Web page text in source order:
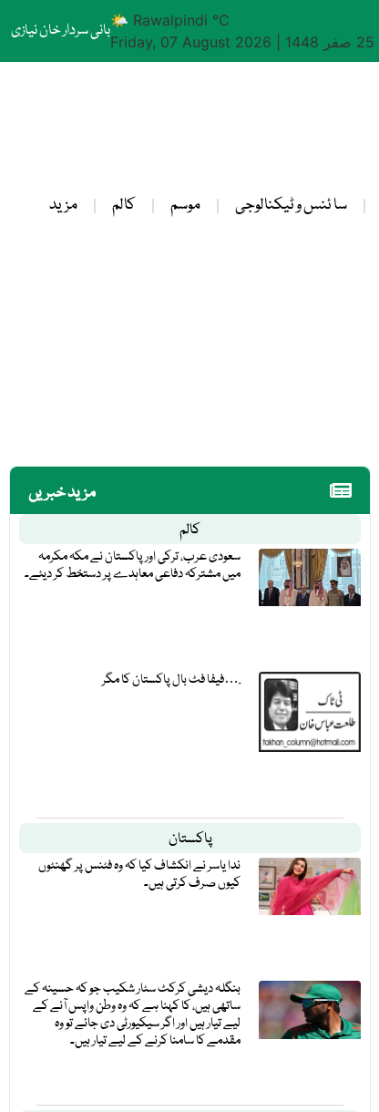
بانی سردار خان نیازی🌤 Rawalpindi °C
Friday, 07 August 2026
سا ئنس و ٹیکنالوجی موسم کالم مزید
مزید خبریں
کالم
سعودی عرب، ترکی اور پاکستان نے مکہ مکرمہ
میں مشترکہ دفاعی معاہدے پر دستخط کر دیئے۔
فیفا فٹ بال پاکستان کا مگر….
پاکستان
ندا یاسر نے انکشاف کیا کہ وہ فٹنس پر گھنٹوں
کیوں صرف کرتی ہیں۔
بنگلہ دیشی کرکٹ سٹار شکیب جو کہ حسینہ کے
ساتھی ہیں، کا کہنا ہے کہ وہ وطن واپس آنے کے
لیے تیار ہیں اور اگر سیکیورٹی دی جائے تو وہ
مقدمے کا سامنا کرنے کے لیے تیار ہیں۔